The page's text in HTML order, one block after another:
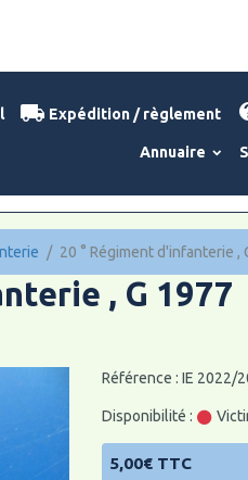
Expédition / règlement
Annuaire
20 ° Régiment d'infanterie ,
, G 1977
Référence : IE 2022/
Disponibilité :
5,00€ TTC